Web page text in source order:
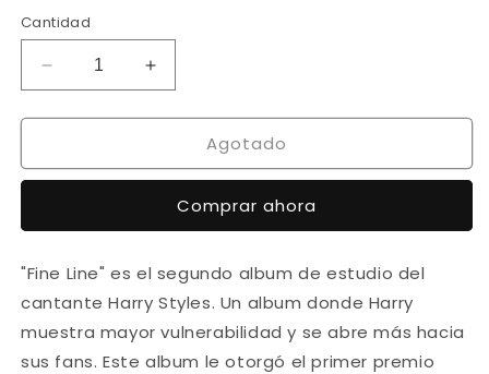
Cantidad
Reducir
cantidad
para
Styles
Line
Aumentar
cantidad
para
Styles
Fine
Line
Agotado
Comprar ahora
"Fine Line" es el segundo album de estudio del
cantante Harry Styles. Un album donde Harry
muestra mayor vulnerabilidad y se abre más hacia
sus fans. Este album le otorgó el primer premio